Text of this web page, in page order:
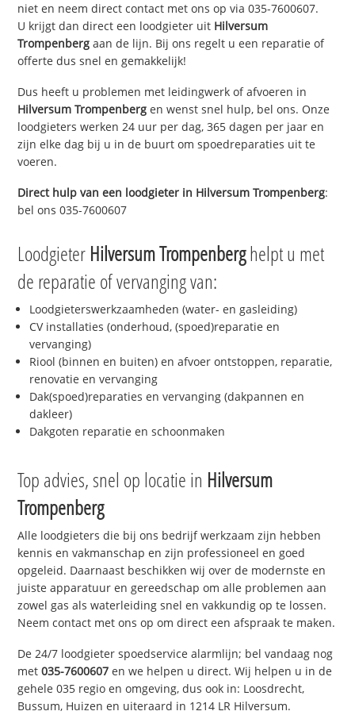
niet en neem direct contact met ons op via 035-7600607.
U krijgt dan direct een loodgieter uit Hilversum
Trompenberg aan de lijn. Bij ons regelt u een reparatie of
offerte dus snel en gemakkelijk!
Dus heeft u problemen met leidingwerk of afvoeren in
Hilversum Trompenberg en wenst snel hulp, bel ons. Onze
loodgieters werken 24 uur per dag, 365 dagen per jaar en
zijn elke dag bij u in de buurt om spoedreparaties uit te
voeren.
Direct hulp van een loodgieter in Hilversum Trompenberg:
bel ons 035-7600607
Loodgieter Hilversum Trompenberghelpt u met
de reparatie of vervanging van:
Loodgieterswerkzaamheden (water- en gasleiding)
CV installaties (onderhoud, (spoed)reparatie en
vervanging)
Riool (binnen en buiten) en afvoer ontstoppen, reparatie,
renovatie en vervanging
Dak(spoed)reparaties en vervanging (dakpannen en
dakleer)
Dakgoten reparatie en schoonmaken
Top advies, snel op locatie in Hilversum
Trompenberg
Alle loodgieters die bij ons bedrijf werkzaam zijn hebben
kennis en vakmanschap en zijn professioneel en goed
opgeleid. Daarnaast beschikken wij over de modernste en
juiste apparatuur en gereedschap om alle problemen aan
zowel gas als waterleiding snel en vakkundig op te lossen.
Neem contact met ons op om direct een afspraak te maken.
De 24/7 loodgieter spoedservice alarmlijn; bel vandaag nog
met035-7600607 en we helpen u direct. Wij helpen u in de
gehele 035 regio en omgeving, dus ook in: Loosdrecht,
Bussum, Huizen en uiteraard in 1214 LR Hilversum.